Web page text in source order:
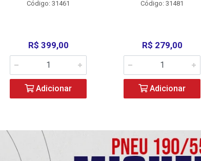
Código: 31461
R$ 399,00
Adicionar
Código: 31481
R$ 279,00
Adicionar